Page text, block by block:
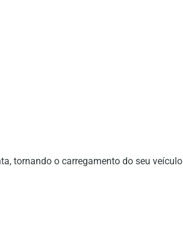
tornando o carregamento do seu veículo